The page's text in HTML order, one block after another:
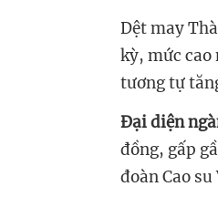
Dệt may
kỳ, mức cao
tương tự
Đại diện
đồng, gấp
đoàn Cao